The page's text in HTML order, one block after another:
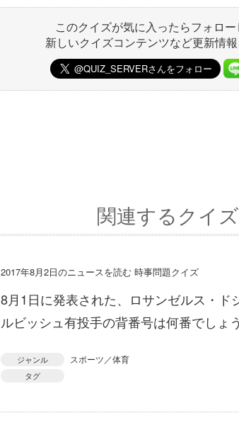
このクイズが気に入ったらフォロー
新しいクイズコンテンツなど更新情
関連するクイズ
2017年8月2日のニュースを読む 時事問題クイズ
8月1日に発表された、ロサンゼルス・ド
ルビッシュ有投手の背番号は何番でしょ
ジャンル スポーツ／体育
タグ